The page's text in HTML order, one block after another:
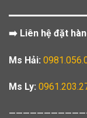
➡️ Liên hệ đặt
Ms Hải:
Ms Ly: